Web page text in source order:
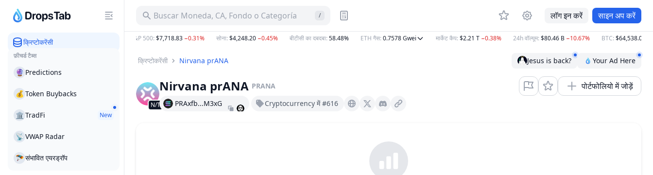
क्रिप्टोकरेंसी
फ़ीचर्ड टैब्स
🔮 Predictions
💰 Token Buybacks
🏛 TradFi New
📡 VWAP Radar
🪂संभावित एयरड्रॉप
Buscar Moneda, CA, Fondo o Categoría / लॉग इन करें साइन अप करें
−0.34% ETH S&P 500:$7,718.83−0.31% सोना:$4,248.20−0.45% बीटीसी का दबदबा:58.48% ETH गैस:0.7578Gwei मार्केट कैप:$2.21 T −0.38% 24h वॉल्यूम:$80.46 B −10.67% BTC:$64,538.00
क्रिप्टोकरेंसी Nirvana prANA Jesus is back? Your Ad Here
N/T
Nirvana prANA PRANA पोर्टफोलियो में जोड़ें
PRAxfb...M3xG Cryptocurrency में #616 X (Twitter)